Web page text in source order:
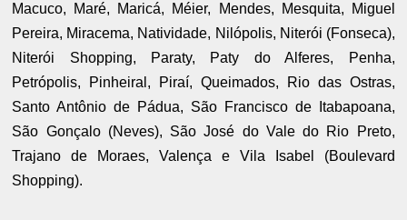
Macuco, Maré, Maricá, Méier, Mendes, Mesquita, Miguel
Pereira, Miracema, Natividade, Nilópolis, Niterói (Fonseca),
Niterói Shopping, Paraty, Paty do Alferes, Penha,
Petrópolis, Pinheiral, Piraí, Queimados, Rio das Ostras,
Santo Antônio de Pádua, São Francisco de Itabapoana,
São Gonçalo (Neves), São José do Vale do Rio Preto,
Trajano de Moraes, Valença e Vila Isabel (Boulevard
Shopping).